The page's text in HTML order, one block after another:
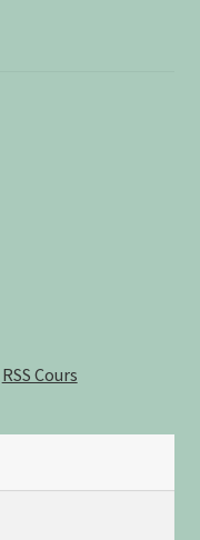
RSS Cours